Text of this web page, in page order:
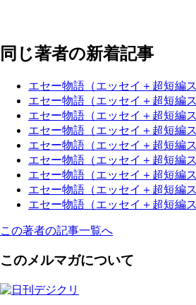
同じ著者の新着記事
エセー物語（エッセイ＋超短編
エセー物語（エッセイ＋超短編
エセー物語（エッセイ＋超短編
エセー物語（エッセイ＋超短編
エセー物語（エッセイ＋超短編
エセー物語（エッセイ＋超短編
エセー物語（エッセイ＋超短編
エセー物語（エッセイ＋超短編
エセー物語（エッセイ＋超短編
この著者の記事一覧へ
このメルマガについて